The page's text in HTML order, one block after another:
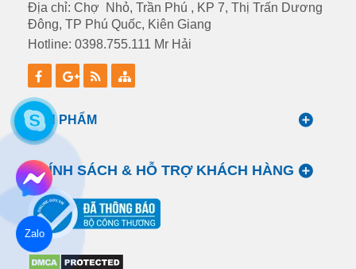
Địa chỉ: Chợ Nhỏ, Trần Phú , KP 7, Thị Trấn Dương
Đông, TP Phú Quốc, Kiên Giang
Hotline: 0398.755.111 Mr Hải
SẢN PHẨM
CHÍNH SÁCH & HỖ TRỢ KHÁCH HÀNG
Zalo